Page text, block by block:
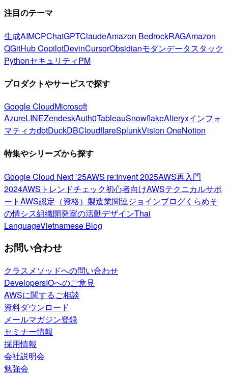
注目のテーマ
生成AIMCPChatGPTClaudeAmazon BedrockRAGAmazon
QGitHub CopilotDevinCursorObsidianモダンデータスタック
PythonセキュリティPM
プロダクトやサービスで探す
Google CloudMicrosoft
AzureLINEZendeskAuth0TableauSnowflakeAlteryxインフォ
マティカdbtDuckDBCloudflareSplunkVision OneNotion
特集やシリーズから探す
Google Cloud Next ’25AWS re:Invent 2025AWS再入門
2024AWSトレンドチェック初心者向けAWSテクニカルサポ
ートAWS認定（資格） 製造業関連ジョインブログくらめそ
の情シス組織開発室の活動デザインThai
LanguageVietnamese Blog
お問い合わせ
クラスメソッドへの問い合わせ
DevelopersIOへのご意見
AWSに関するご相談
資料ダウンロード
メールマガジン登録
セミナー情報
採用情報
会社説明会
勉強会